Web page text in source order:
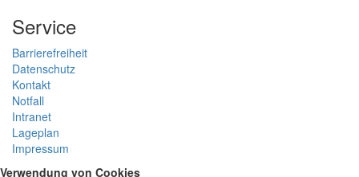
Service
Barrierefreiheit
Datenschutz
Kontakt
Notfall
Intranet
Lageplan
Impressum
Verwendung von Cookies